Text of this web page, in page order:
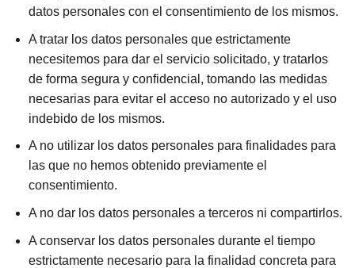
datos personales con el consentimiento de los mismos.
A tratar los datos personales que estrictamente
necesitemos para dar el servicio solicitado, y tratarlos
de forma segura y confidencial, tomando las medidas
necesarias para evitar el acceso no autorizado y el uso
indebido de los mismos.
A no utilizar los datos personales para finalidades para
las que no hemos obtenido previamente el
consentimiento.
A no dar los datos personales a terceros ni compartirlos.
A conservar los datos personales durante el tiempo
estrictamente necesario para la finalidad concreta para